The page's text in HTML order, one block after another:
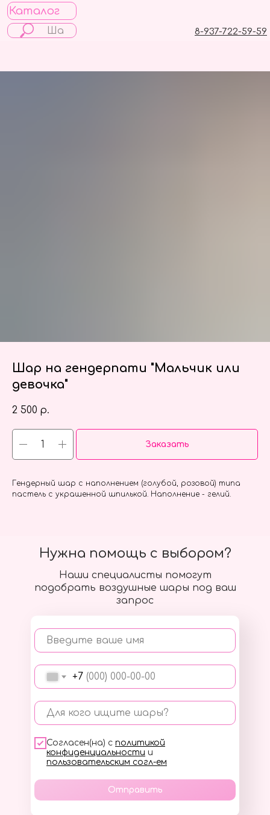
Каталог
8-937-722-59-59
Шар на гендерпати "Мальчик или
девочка"
2 500 р.
Заказать
Гендерный шар с наполнением (голубой, розовой) типа
пастель с украшенной шпилькой. Наполнение - гелий.
Наши специалисты помогут
подобрать воздушные шары под ваш
запрос
Введите ваше имя
+7
Для кого ищите шары?
Согласен(на) с политикой
конфиденциальности и
пользовательским согл-ем
Отправить
Нужна помощь с выбором?